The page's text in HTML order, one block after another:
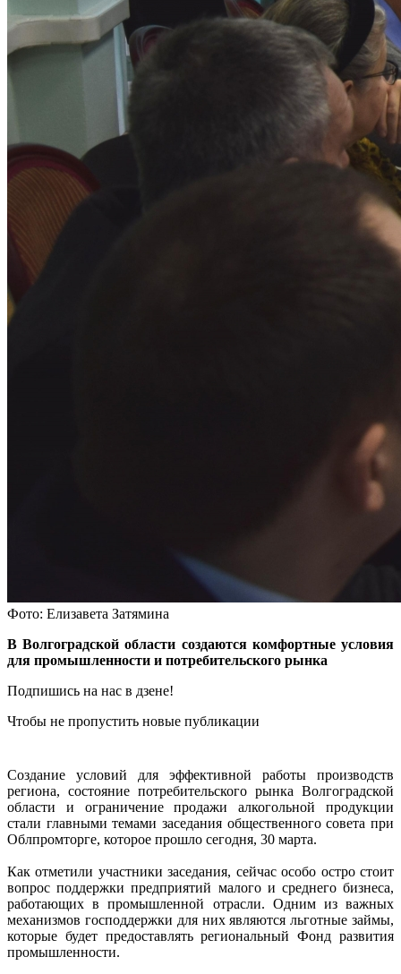
Фото: Елизавета Затямина
В Волгоградской области создаются комфортные условия
для промышленности и потребительского рынка
Подпишись на нас в дзене!
Чтобы не пропустить новые публикации
Создание условий для эффективной работы производств
региона, состояние потребительского рынка Волгоградской
области и ограничение продажи алкогольной продукции
стали главными темами заседания общественного совета при
Облпромторге, которое прошло сегодня, 30 марта.
Как отметили участники заседания, сейчас особо остро стоит
вопрос поддержки предприятий малого и среднего бизнеса,
работающих в промышленной отрасли. Одним из важных
механизмов господдержки для них являются льготные займы,
которые будет предоставлять региональный Фонд развития
промышленности.